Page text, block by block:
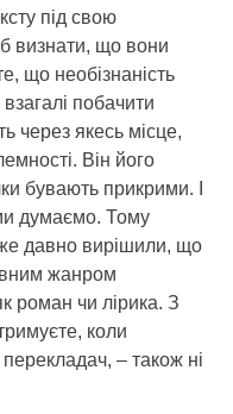
під свою
визнати, що вони
що необізнаність
побачити
через якесь місце,
Він його
бувають прикрими. І
думаємо. Тому
давно вирішили, що
жанром
роман чи лірика. З
коли
– також ні